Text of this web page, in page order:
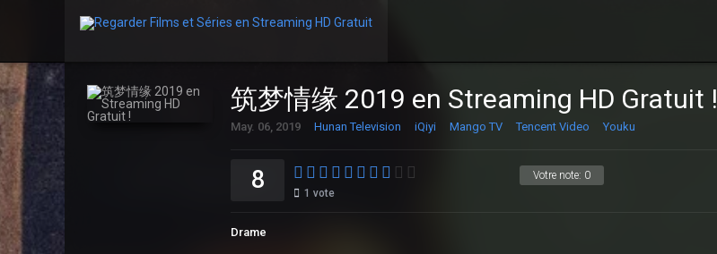
筑梦情缘 2019 en Streaming HD Gratuit !
May. 06, 2019 Hunan Television iQiyi Mango TV Tencent Video Youku
Votre note: 0
8 1 vote
Drame